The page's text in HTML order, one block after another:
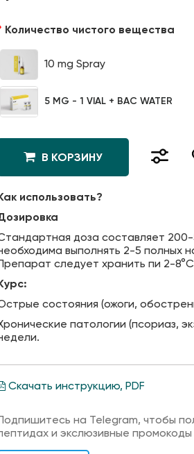
Количество чистого вещества
10 mg Spray
5 MG - 1 VIAL + BAC WATER
В КОРЗИНУ
использовать?
доза составляет
выполнять 2-5 полных
следует хранить пи 2-8°C
состояния (ожоги,
патологии (псориаз,
Скачать инструкцию, PDF
на Telegram, чтобы
и экслюзивные промокоды